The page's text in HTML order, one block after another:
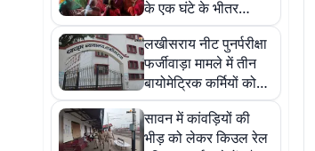
के एक घंटे के भीतर
स्तनपान कराने पर दिया
गया जोर
लखीसराय नीट पुनर्परीक्षा
फर्जीवाड़ा मामले में तीन
बायोमेट्रिक कर्मियों को
जमानत, ईओयू की जांच
जारी
सावन में कांवड़ियों की
भीड़ को लेकर किउल रेल